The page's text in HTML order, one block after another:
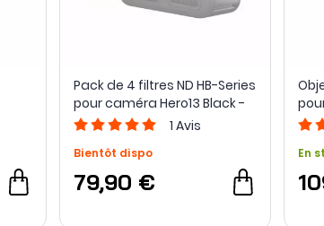
Pack de 4 filtres ND HB-Series
pour caméra Hero13 Black -
GoPro
1 Avis
Bientôt dispo
79,90 €
En